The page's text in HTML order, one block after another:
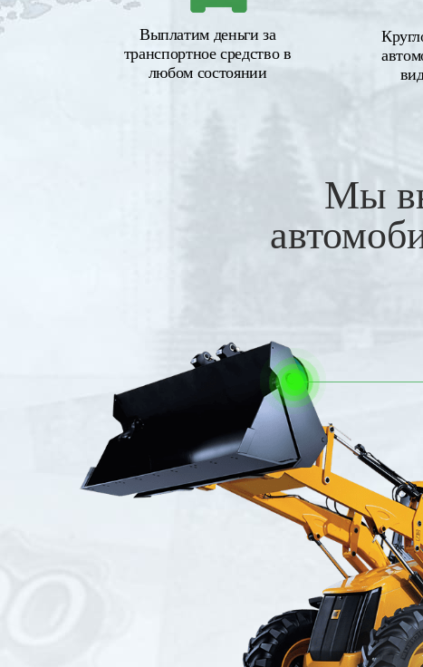
Выплатим деньги за
транспортное средство в
любом состоянии
Мы